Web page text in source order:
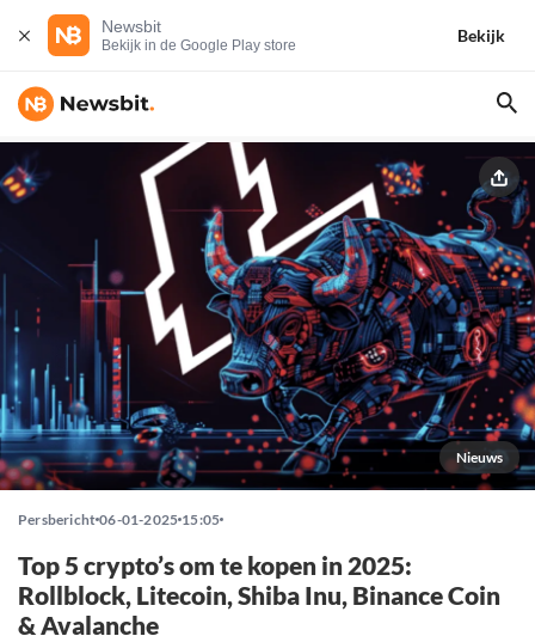
Newsbit
Bekijk in de Google Play store
Bekijk
Nieuws
Persbericht 06-01-2025 15:05
Top 5 crypto’s om te kopen in 2025:
Rollblock, Litecoin, Shiba Inu, Binance Coin
& Avalanche